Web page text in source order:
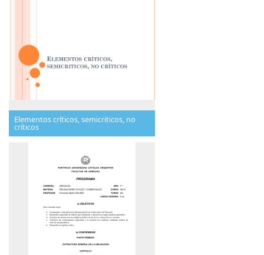
Elementos críticos, semicriticos, no
críticos